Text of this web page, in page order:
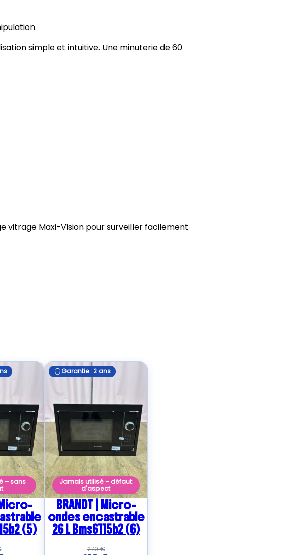
simple et intuitive. Une minuterie de 60
vitrage Maxi-Vision pour surveiller facilement
– sans
Micro-
(5)
Garantie : 2 ans
Jamais utilisé – défaut
d'aspect
BRANDT | Micro-
ondes encastrable
26 L Bms6115b2 (6)
279€